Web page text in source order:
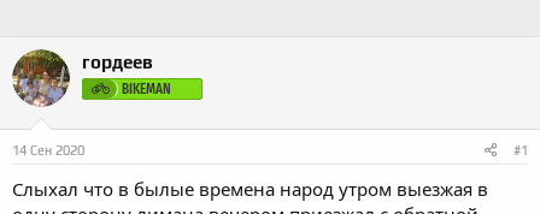
гордеев
BIKEMAN
14 Сен 2020 #1
Слыхал что в былые времена народ утром выезжая в